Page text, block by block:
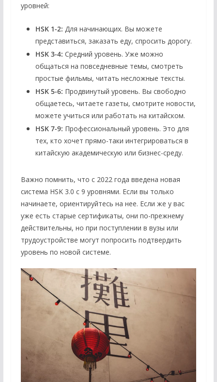
уровней:
HSK 1-2: Для начинающих. Вы можете
представиться, заказать еду, спросить дорогу.
HSK 3-4: Средний уровень. Уже можно
общаться на повседневные темы, смотреть
простые фильмы, читать несложные тексты.
HSK 5-6: Продвинутый уровень. Вы свободно
общаетесь, читаете газеты, смотрите новости,
можете учиться или работать на китайском.
HSK 7-9: Профессиональный уровень. Это для
тех, кто хочет прямо-таки интегрироваться в
китайскую академическую или бизнес-среду.
Важно помнить, что с 2022 года введена новая
система HSK 3.0 с 9 уровнями. Если вы только
начинаете, ориентируйтесь на нее. Если же у вас
уже есть старые сертификаты, они по-прежнему
действительны, но при поступлении в вузы или
трудоустройстве могут попросить подтвердить
уровень по новой системе.